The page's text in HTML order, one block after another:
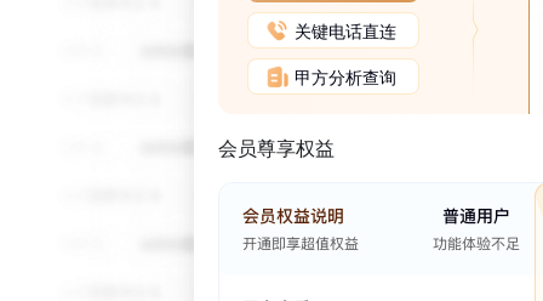
关键电话直连
甲方分析查询
会员尊享权益